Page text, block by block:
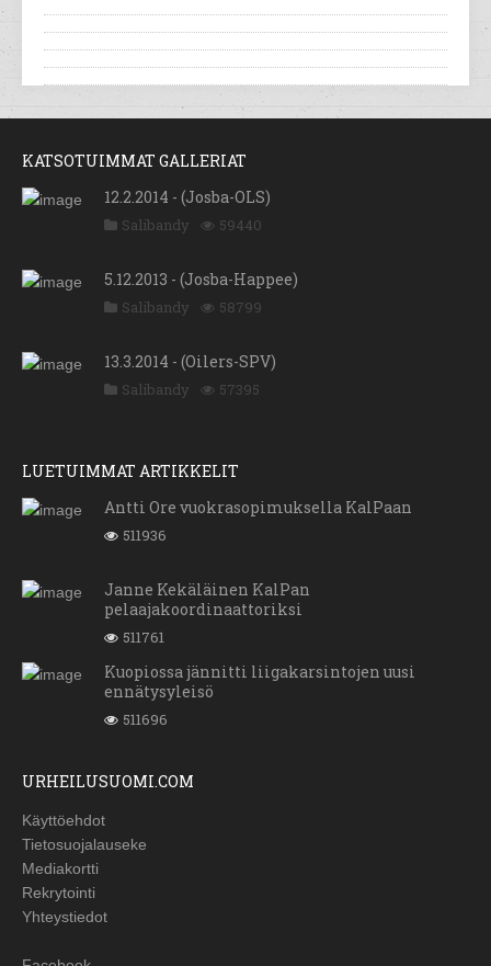
KATSOTUIMMAT GALLERIAT
12.2.2014 - (Josba-OLS)
Salibandy 59440
5.12.2013 - (Josba-Happee)
Salibandy 58799
13.3.2014 - (Oilers-SPV)
Salibandy 57395
LUETUIMMAT ARTIKKELIT
Antti Ore vuokrasopimuksella KalPaan
511936
Janne Kekäläinen KalPan
pelaajakoordinaattoriksi
511761
Kuopiossa jännitti liigakarsintojen uusi
ennätysyleisö
511696
URHEILUSUOMI.COM
Käyttöehdot
Tietosuojalauseke
Mediakortti
Rekrytointi
Yhteystiedot